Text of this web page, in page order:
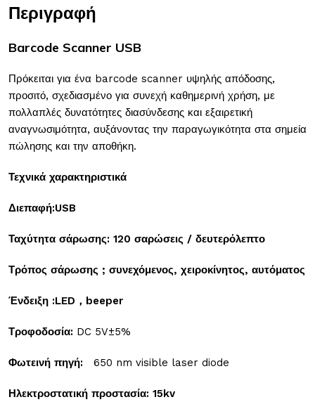
Περιγραφή
Barcode Scanner USB
Πρόκειται για ένα barcode scanner υψηλής απόδοσης,
προσιτό, σχεδιασμένο για συνεχή καθημερινή χρήση, με
πολλαπλές δυνατότητες διασύνδεσης και εξαιρετική
αναγνωσιμότητα, αυξάνοντας την παραγωγικότητα στα σημεία
πώλησης και την αποθήκη.
Τεχνικά χαρακτηριστικά
Διεπαφή:USB
Ταχύτητα σάρωσης: 120 σαρώσεις / δευτερόλεπτο
Τρόπος σάρωσης ; συνεχόμενος, χειροκίνητος, αυτόματος
Ένδειξη :LED ， beeper
Τροφοδοσία: DC 5V±5%
Φωτεινή πηγή: 650 nm visible laser diode
Ηλεκτροστατική προστασία: 15kv